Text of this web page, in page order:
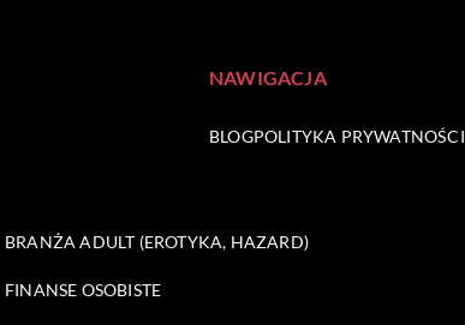
NAWIGACJA
BLOGPOLITYKA PRYWATNOŚCI
BRANŻA ADULT (EROTYKA, HAZARD)
FINANSE OSOBISTE